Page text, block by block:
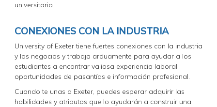
universitario.
CONEXIONES CON LA INDUSTRIA
University of Exeter tiene fuertes conexiones con la industria
y los negocios y trabaja arduamente para ayudar a los
estudiantes a encontrar valiosa experiencia laboral,
oportunidades de pasantías e información profesional.
Cuando te unas a Exeter, puedes esperar adquirir las
habilidades y atributos que lo ayudarán a construir una